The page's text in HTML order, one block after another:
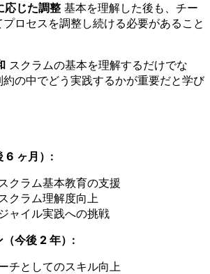
応じた調整 基本を理解した後も、チー
ロセスを調整し続ける必要があること
スクラムの基本を理解するだけでな
約の中でどう実践するかが重要だと学び
6 ヶ月）:
クラム基本教育の支援
クラム理解度向上
ャイル実践への挑戦
今後 2 年）:
チとしてのスキル向上